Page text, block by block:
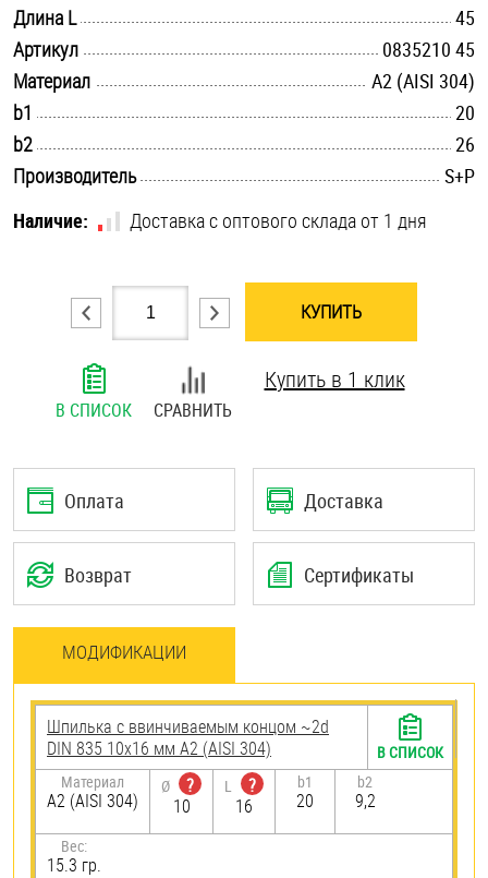
Стопорные кольца
Такелаж
Хомуты
Шплинты
Штифты и пальцы
Длина L
45
Артикул
0835210 45
Материал
А2 (AISI 304)
b1
20
b2
26
Производитель
S+P
Наличие:
Доставка с оптового склада от 1 дня
КУПИТЬ
В СПИСОК СРАВНИТЬ
Купить в 1 клик
Оплата Доставка
Возврат Сертификаты
МОДИФИКАЦИИ
Шпилька c ввинчиваемым концом ~2d
DIN 835 10х16 мм А2 (AISI 304)
Материал
А2 (AISI 304)
Ø
?
10
L
?
16
b1
20
b2
9,2
Вес:
15.3 гр.
В СПИСОК